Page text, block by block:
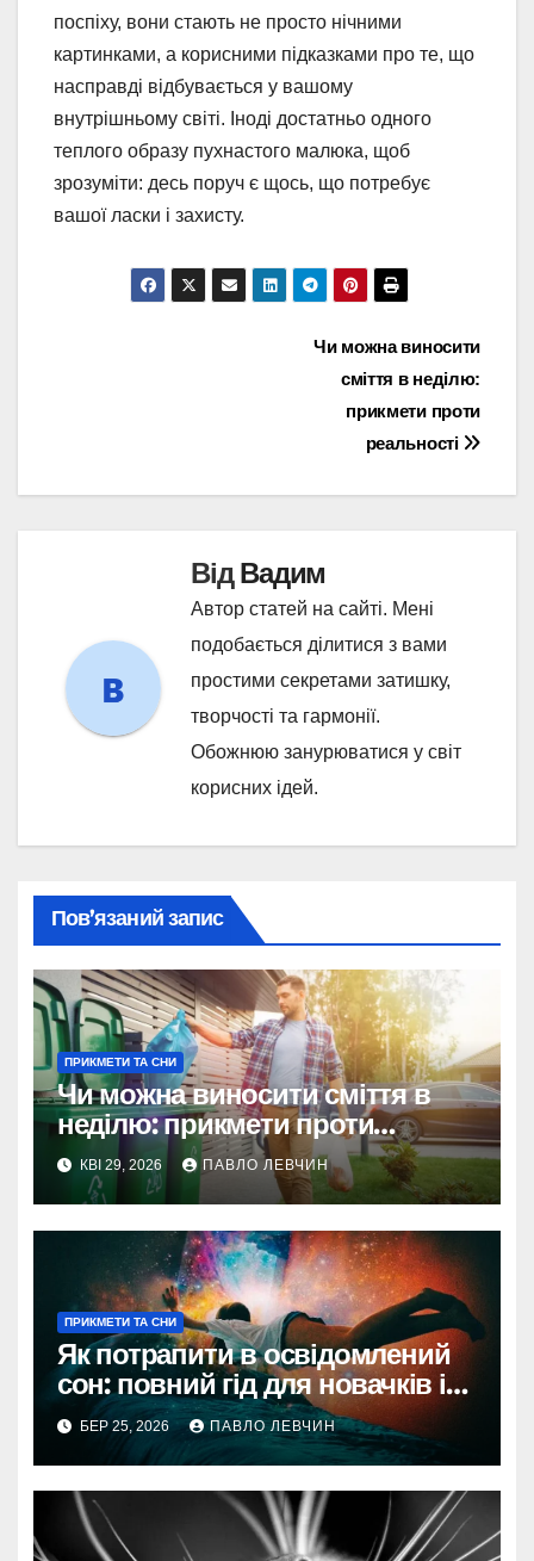
поспіху, вони стають не просто нічними
картинками, а корисними підказками про те, що
насправді відбувається у вашому
внутрішньому світі. Іноді достатньо одного
теплого образу пухнастого малюка, щоб
зрозуміти: десь поруч є щось, що потребує
вашої ласки і захисту.
Чи можна виносити
сміття в неділю:
прикмети проти
реальності
ВідВадим
Автор статей на сайті. Мені
подобається ділитися з вами
простими секретами затишку,
творчості та гармонії.
Обожнюю занурюватися у світ
корисних ідей.
Пов’язаний запис
ПРИКМЕТИ ТА СНИ
Чи можна виносити сміття в
неділю: прикмети проти
реальності
КВІ 29, 2026 ПАВЛО ЛЕВЧИН
ПРИКМЕТИ ТА СНИ
Як потрапити в освідомлений
сон: повний гід для новачків і
профі
БЕР 25, 2026 ПАВЛО ЛЕВЧИН